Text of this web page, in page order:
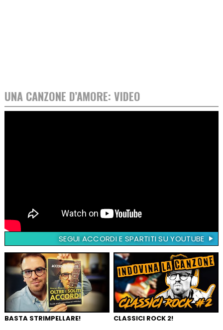
UNA CANZONE D’AMORE: VIDEO
SEGUI ACCORDI E SPARTITI SU YOUTUBE
BASTA STRIMPELLARE! CLASSICI ROCK 2!